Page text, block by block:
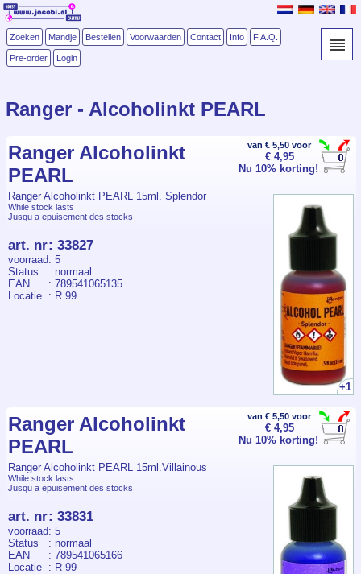
Zoeken Mandje Bestellen Voorwaarden Contact Info F.A.Q.
Pre-order Login
Ranger - Alcoholinkt PEARL
van € 5,50 voor
€ 4,95
Nu 10% korting!
Ranger Alcoholinkt
PEARL
Ranger Alcoholinkt PEARL 15ml. Splendor
+1
While stock lasts
Jusqu a epuisement des stocks
art. nr: 33827
voorraad: 5
Status
: normaal
EAN
: 789541065135
Locatie : R 99
van € 5,50 voor
€ 4,95
Nu 10% korting!
Ranger Alcoholinkt
PEARL
Ranger Alcoholinkt PEARL 15ml.Villainous
While stock lasts
Jusqu a epuisement des stocks
art. nr: 33831
voorraad: 5
Status
: normaal
EAN
: 789541065166
Locatie : R 99